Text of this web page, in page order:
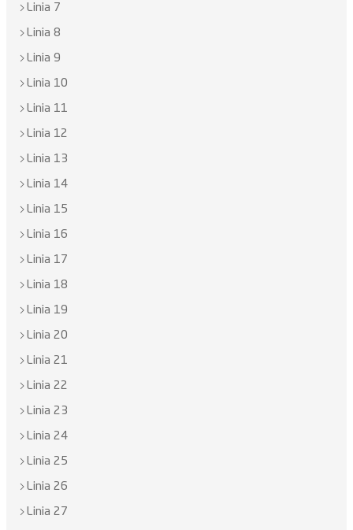
Linia 7
Linia 8
Linia 9
Linia 10
Linia 11
Linia 12
Linia 13
Linia 14
Linia 15
Linia 16
Linia 17
Linia 18
Linia 19
Linia 20
Linia 21
Linia 22
Linia 23
Linia 24
Linia 25
Linia 26
Linia 27